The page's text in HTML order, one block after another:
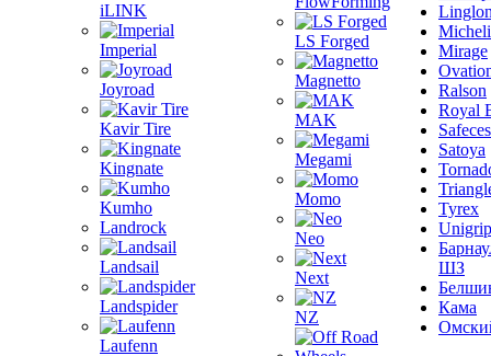
iLINK
Imperial
Joyroad
Kavir Tire
Kingnate
Kumho
Landrock
Landsail
Landspider
Laufenn
LS Forged
Magnetto
MAK
Megami
Momo
Neo
Next
NZ
Mirage
Ralson
Royal
Satoya
Tyrex
Unigrip
ШЗ
Кама